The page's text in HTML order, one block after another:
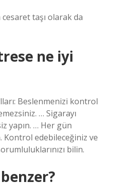
taşı olarak da
ne iyi
Beslenmenizi kontrol
… Sigarayı
yapın. … Her gün
Kontrol edebileceğiniz ve
bilin.